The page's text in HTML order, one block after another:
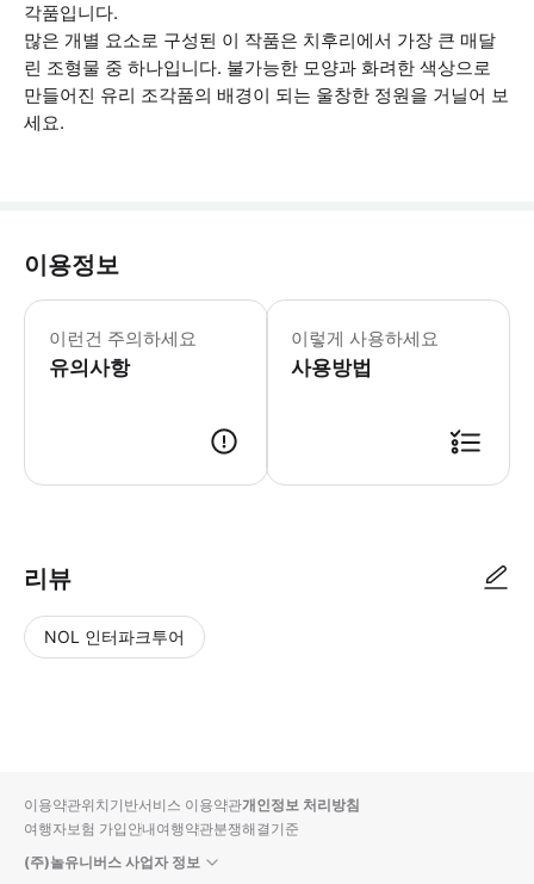
각품입니다.
많은 개별 요소로 구성된 이 작품은 치후리에서 가장 큰 매달
린 조형물 중 하나입니다. 불가능한 모양과 화려한 색상으로
만들어진 유리 조각품의 배경이 되는 울창한 정원을 거닐어 보
세요.
이용정보
이런건 주의하세요
유의사항
만 4세 이하의 어린이는 무료입니다
이렇게 사용하세요
사용방법
리뷰
NOL 인터파크투어
입니
다.
순
상
이용약관위치기반서비스 이용약관개인정보 처리방침
여행자보험 가입안내여행약관분쟁해결기준
(주)놀유니버스 사업자 정보